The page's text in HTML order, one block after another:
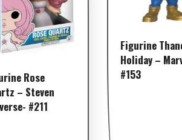
Rose
– Steven
#211
Figurine
Holiday –
#153